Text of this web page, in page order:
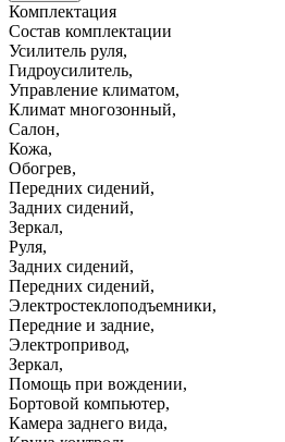
Комплектация
Состав комплектации
Усилитель руля,
Гидроусилитель,
Управление климатом,
Климат многозонный,
Салон,
Кожа,
Обогрев,
Передних сидений,
Задних сидений,
Зеркал,
Руля,
Задних сидений,
Передних сидений,
Электростеклоподъемники,
Передние и задние,
Электропривод,
Зеркал,
Помощь при вождении,
Бортовой компьютер,
Камера заднего вида,